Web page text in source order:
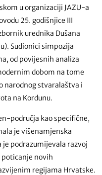
u organizaciji JAZU-a
25. godišnjice III
urednika Dušana
Sudionici simpozija
od povijesnih analiza
dobom na tome
narodnog stvaralaštva i
na Kordunu.
područja kao specifične,
je višenamjenska
podrazumijevala razvoj
novih
regijama Hrvatske.